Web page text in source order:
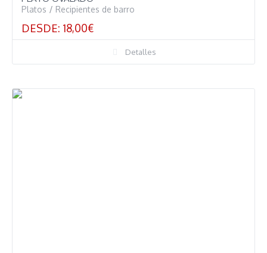
Platos / Recipientes de barro
DESDE: 18,00€
Detalles